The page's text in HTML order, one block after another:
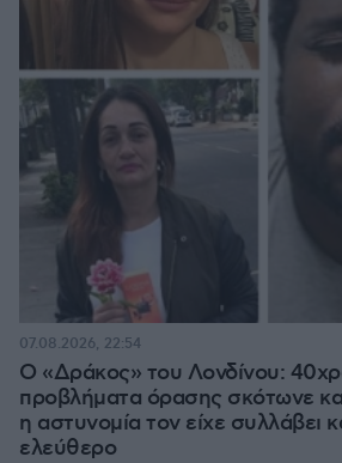
Ο «Δράκος» του Λονδίνου:
προβλήματα όρασης σκότωνε
η αστυνομία τον είχε συλλάβει
ελεύθερο
07.08.2026, 22:54